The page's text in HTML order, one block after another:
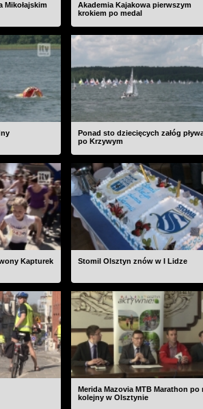
Mikołajskim
Akademia Kajakowa pierwszym
krokiem po medal
Ponad sto dziecięcych załóg
po Krzywym
Kapturek
Stomil Olsztyn znów w I Lidze
Merida Mazovia MTB Marathon po
kolejny w Olsztynie